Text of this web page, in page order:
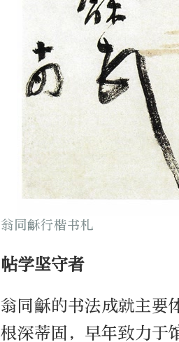
翁同龢行楷书札
帖学坚守者
翁同龢的书法成就主要
根深蒂固，早年致力于